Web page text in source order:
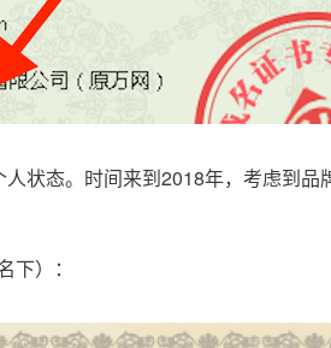
状态。时间来到2018年，考虑到
）：